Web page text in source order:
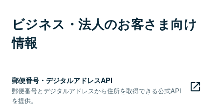
ビジネス・法人のお客さま向け
情報
郵便番号・デジタルアドレスAPI
郵便番号とデジタルアドレスから住所を取得できる公式API
を提供。